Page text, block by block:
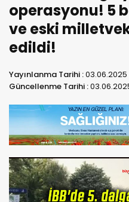
operasyonu! 5
ve eski
edildi!
Yayınlanma Tarihi :03.06.2025
Güncellenme Tarihi :